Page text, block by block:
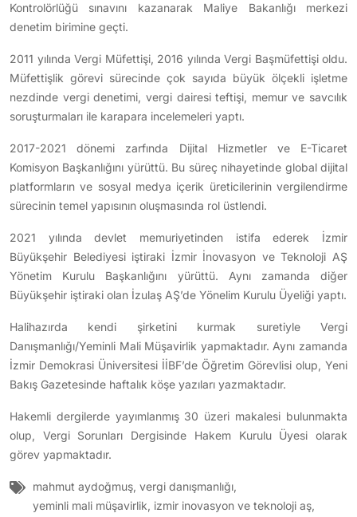
Kontrolörlüğü sınavını kazanarak Maliye Bakanlığı merkezi
denetim birimine geçti.
2011 yılında Vergi Müfettişi, 2016 yılında Vergi Başmüfettişi oldu.
Müfettişlik görevi sürecinde çok sayıda büyük ölçekli işletme
nezdinde vergi denetimi, vergi dairesi teftişi, memur ve savcılık
soruşturmaları ile karapara incelemeleri yaptı.
2017-2021 dönemi zarfında Dijital Hizmetler ve E-Ticaret
Komisyon Başkanlığını yürüttü. Bu süreç nihayetinde global dijital
platformların ve sosyal medya içerik üreticilerinin vergilendirme
sürecinin temel yapısının oluşmasında rol üstlendi.
2021 yılında devlet memuriyetinden istifa ederek İzmir
Büyükşehir Belediyesi iştiraki İzmir İnovasyon ve Teknoloji AŞ
Yönetim Kurulu Başkanlığını yürüttü. Aynı zamanda diğer
Büyükşehir iştiraki olan İzulaş AŞ’de Yönelim Kurulu Üyeliği yaptı.
Halihazırda kendi şirketini kurmak suretiyle Vergi
Danışmanlığı/Yeminli Mali Müşavirlik yapmaktadır. Aynı zamanda
İzmir Demokrasi Üniversitesi İİBF’de Öğretim Görevlisi olup, Yeni
Bakış Gazetesinde haftalık köşe yazıları yazmaktadır.
Hakemli dergilerde yayımlanmış 30 üzeri makalesi bulunmakta
olup, Vergi Sorunları Dergisinde Hakem Kurulu Üyesi olarak
görev yapmaktadır.
mahmut aydoğmuş, vergi danışmanlığı,
yeminli mali müşavirlik, izmir inovasyon ve teknoloji aş,